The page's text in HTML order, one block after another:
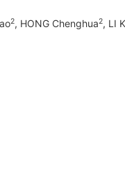
2, HONG Chenghua2, LI